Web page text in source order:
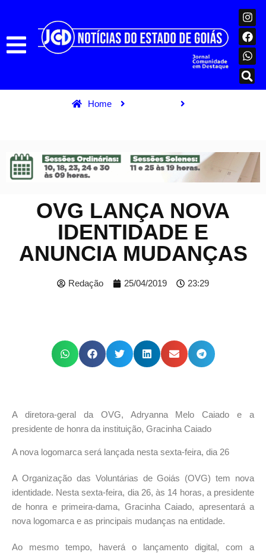
Home
OVG LANÇA NOVA
IDENTIDADE E
ANUNCIA MUDANÇAS
Redação 25/04/2019 23:29
A diretora-geral da OVG, Adryanna Melo Caiado e a
presidente de honra da instituição, Gracinha Caiado
A nova logomarca será lançada nesta sexta-feira, dia 26
A Organização das Voluntárias de Goiás (OVG) tem nova
identidade. Nesta sexta-feira, dia 26, às 14 horas, a presidente
de honra e primeira-dama, Gracinha Caiado, apresentará a
nova logomarca e as principais mudanças na entidade.
Ao mesmo tempo, haverá o lançamento digital, com a